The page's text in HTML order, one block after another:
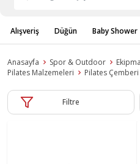
Alışveriş Düğün Baby Shower
Anasayfa Spor & Outdoor
Pilates Malzemeleri
Pilates Çemberi
Filtre